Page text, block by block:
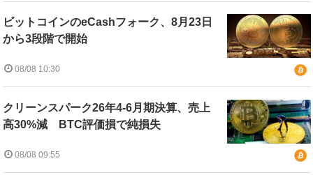
ビットコインのeCashフォーク、8月23日
から3段階で開始
08/08 10:30
クリーンスパーク26年4-6月期決算、売上
高30%減 BTC評価損で純損失
08/08 09:55